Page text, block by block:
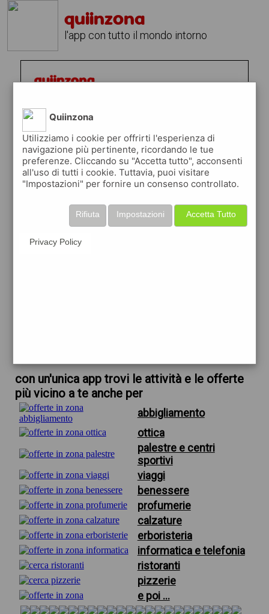
quiinzona
l'app con tutto il mondo intorno
con un'unica app trovi le attività e le offerte
più vicino a te anche per
abbigliamento
ottica
palestre e centri
sportivi
viaggi
benessere
profumerie
calzature
erboristeria
informatica e telefonia
ristoranti
pizzerie
e poi ...
Quiinzona
Utilizziamo i cookie per offrirti l'esperienza di
navigazione più pertinente, ricordando le tue
preferenze. Cliccando su "Accetta tutto", acconsenti
all'uso di tutti i cookie. Tuttavia, puoi visitare
"Impostazioni" per fornire un consenso controllato.
Accetta Tutto
Impostazioni
Rifiuta
Privacy Policy